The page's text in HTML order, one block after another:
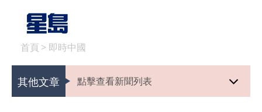
首頁 > 即時中國
其他文章 點擊查看新聞列表